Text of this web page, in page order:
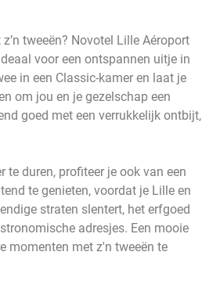
tweeën? Novotel Lille Aéroport
voor een ontspannen uitje in
in een Classic-kamer en laat je
om jou en je gezelschap een
goed met een verrukkelijk ontbijt,
duren, profiteer je ook van een
te genieten, voordat je Lille en
straten slentert, het erfgoed
adresjes. Een mooie
momenten met z'n tweeën te